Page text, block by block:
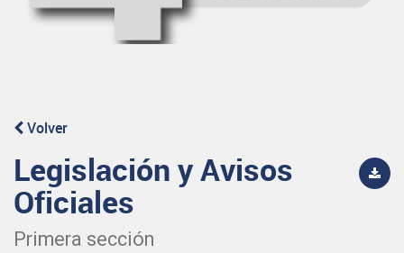
Volver
Legislación y Avisos
Oficiales
Primera sección